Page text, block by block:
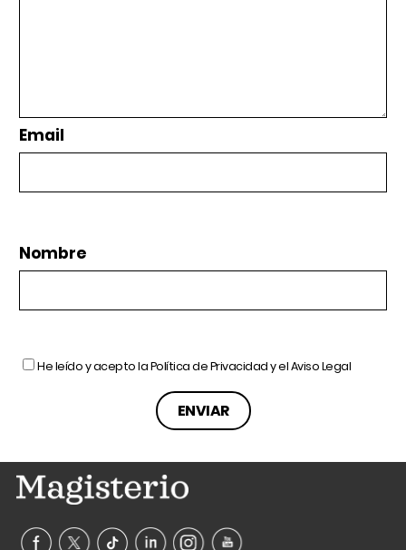
Email
Nombre
He leído y acepto laPolítica de Privacidady elAviso Legal